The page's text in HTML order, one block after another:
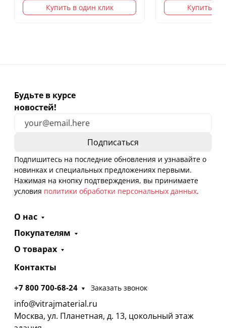
Купить в один клик Купить в
Будьте в курсе
новостей!
Подпишитесь на последние обновления и узнавайте о
новинках и специальных предложениях первыми.
Нажимая на кнопку подтверждения, вы принимаете
условия политики обработки персональных данных.
О нас
Покупателям
О товарах
Контакты
+7 800 700-68-24 Заказать звонок
info@vitrajmaterial.ru
Москва, ул. Планетная, д. 13, цокольный этаж